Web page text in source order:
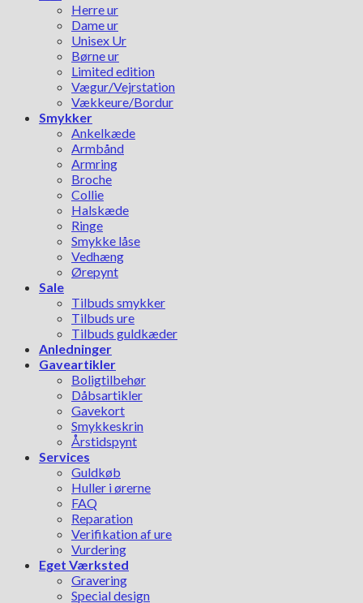
Herre ur
Dame ur
Unisex Ur
Børne ur
Limited edition
Vægur/Vejrstation
Vækkeure/Bordur
Smykker
Ankelkæde
Armbånd
Armring
Broche
Collie
Halskæde
Ringe
Smykke låse
Vedhæng
Ørepynt
Sale
Tilbuds smykker
Tilbuds ure
Tilbuds guldkæder
Anledninger
Gaveartikler
Boligtilbehør
Dåbsartikler
Gavekort
Smykkeskrin
Årstidspynt
Services
Guldkøb
Huller i ørerne
FAQ
Reparation
Verifikation af ure
Vurdering
Eget Værksted
Gravering
Special design